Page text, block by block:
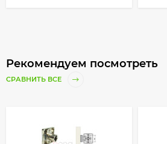
Рекомендуем посмотреть
СРАВНИТЬ ВСЕ